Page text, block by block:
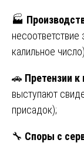
🏭
несоответствие
калильное
🚗 Претензии к
выступают
присадок);
🔧 Споры с